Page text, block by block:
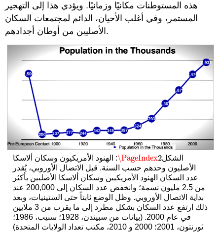
هذه المستوطنات مكانيًا وزمانيًا. ويؤدي هذا إلى التهجير
المستمر، وفي أغلب الأحيان، الدائم لمجتمعات السكان
الأصليين من أوطان أجدادهم.
الشكل \PageIndex2
\PageIndex2
: الهنود الأمريكيون وسكان ألاسكا
الأصليون وحدهم حسب السنة. قبل الاتصال الأوروبي، يُقدر
عدد السكان الهنود الأمريكيين وسكان ألاسكا الأصليين بأكثر
من 2.5 مليون نسمة؛ وانخفض عدد السكان إلى 200,000 عند
بداية الاتصال الأوروبي. وظل الوضع ثابتاً حتى الستينيات، وبعد
ذلك ارتفع عدد السكان بشكل مطرد إلى ما يقرب من 3 ملايين
في عام 2000. (بيانات من سبيندن، 1928؛ سنيب، 1986؛
ثورنتون، 2001؛ 2000 و 2010، مكتب تعداد الولايات المتحدة)